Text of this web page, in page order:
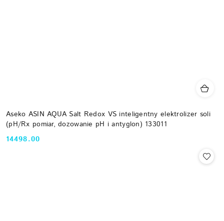
Aseko ASIN AQUA Salt Redox VS inteligentny elektrolizer soli
(pH/Rx pomiar, dozowanie pH i antyglon) 133011
Cena:
14498.00